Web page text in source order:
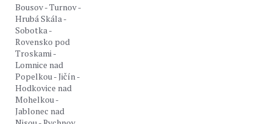
Bousov - Turnov -
Hrubá Skála -
Sobotka -
Rovensko pod
Troskami -
Lomnice nad
Popelkou - Jičín -
Hodkovice nad
Mohelkou -
Jablonec nad